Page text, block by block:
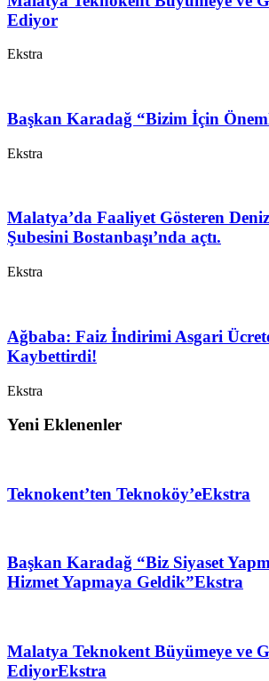
Ediyor
Ekstra
Başkan Karadağ “Bizim İçin
Ekstra
Malatya’da Faaliyet Gösteren
Şubesini Bostanbaşı’nda açtı.
Ekstra
Ağbaba: Faiz İndirimi Asgari
Kaybettirdi!
Ekstra
Yeni Eklenenler
Teknokent’ten Teknoköy’eEkstra
Başkan Karadağ “Biz Siyaset
Hizmet Yapmaya Geldik”Ekstra
Malatya Teknokent Büyümeye ve
EdiyorEkstra